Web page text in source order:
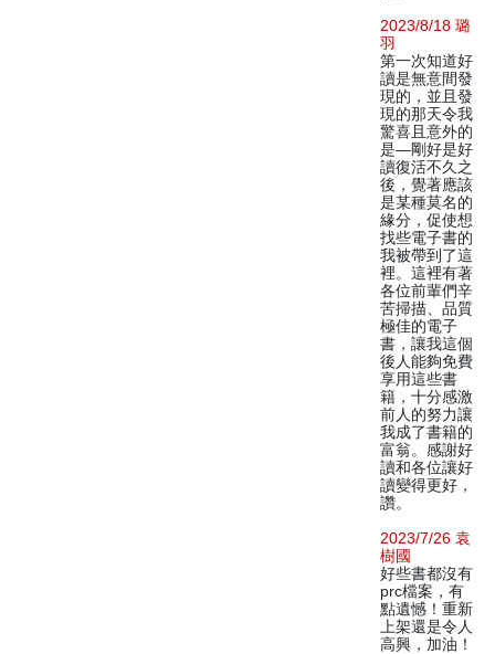
2023/8/18 璐
羽
第一次知道好
讀是無意間發
現的，並且發
現的那天令我
驚喜且意外的
是—剛好是好
讀復活不久之
後，覺著應該
是某種莫名的
緣分，促使想
找些電子書的
我被帶到了這
裡。這裡有著
各位前輩們辛
苦掃描、品質
極佳的電子
書，讓我這個
後人能夠免費
享用這些書
籍，十分感激
前人的努力讓
我成了書籍的
富翁。感謝好
讀和各位讓好
讀變得更好，
讚。
2023/7/26 袁
樹國
好些書都沒有
prc檔案，有
點遺憾！重新
上架還是令人
高興，加油！